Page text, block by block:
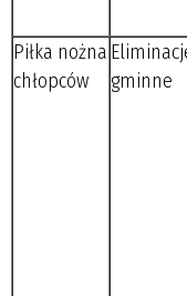
Piłka nożna
chłopców
gminne